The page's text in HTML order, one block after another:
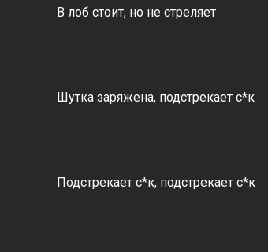
В лоб стоит, но не стреляет
Шутка заряжена, подстрекает с*к
Подстрекает с*к, подстрекает с*к